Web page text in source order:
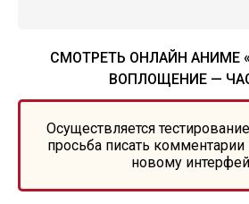
СМОТРЕТЬ ОНЛАЙН АНИМЕ
ВОПЛОЩЕНИЕ —
Осуществляется
просьба писать
новому